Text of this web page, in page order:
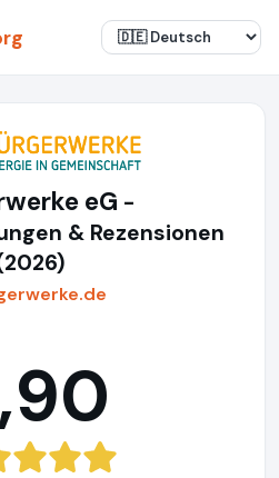
eG -
& Rezensionen